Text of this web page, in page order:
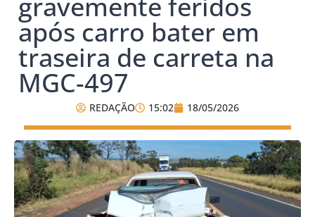
após carro bater em
traseira de carreta na
MGC-497
REDAÇÃO 15:02 18/05/2026